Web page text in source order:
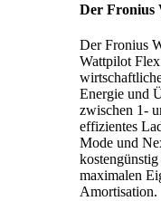
Der Fronius
Der Fronius
Wattpilot
Energie und
zwischen 1-
effizientes
Mode und
maximalen
Amortisation.